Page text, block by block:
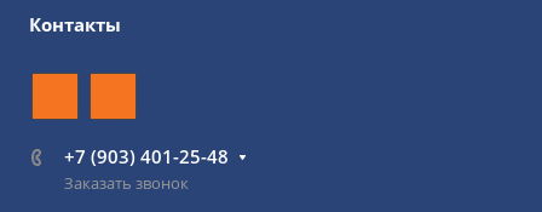
Контакты
+7 (903) 401-25-48
Заказать звонок